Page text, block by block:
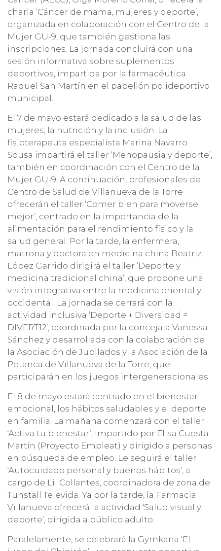
charla ‘Cáncer de mama, mujeres y deporte’,
organizada en colaboración con el Centro de la
Mujer GU-9, que también gestiona las
inscripciones. La jornada concluirá con una
sesión informativa sobre suplementos
deportivos, impartida por la farmacéutica
Raquel San Martín en el pabellón polideportivo
municipal.
El 7 de mayo estará dedicado a la salud de las
mujeres, la nutrición y la inclusión. La
fisioterapeuta especialista Marina Navarro
Sousa impartirá el taller ‘Menopausia y deporte’,
también en coordinación con el Centro de la
Mujer GU-9. A continuación, profesionales del
Centro de Salud de Villanueva de la Torre
ofrecerán el taller ‘Comer bien para moverse
mejor’, centrado en la importancia de la
alimentación para el rendimiento físico y la
salud general. Por la tarde, la enfermera,
matrona y doctora en medicina china Beatriz
López Garrido dirigirá el taller ‘Deporte y
medicina tradicional china’, que propone una
visión integrativa entre la medicina oriental y
occidental. La jornada se cerrará con la
actividad inclusiva ‘Deporte + Diversidad =
DIVERT12’, coordinada por la concejala Vanessa
Sánchez y desarrollada con la colaboración de
la Asociación de Jubilados y la Asociación de la
Petanca de Villanueva de la Torre, que
participarán en los juegos intergeneracionales.
El 8 de mayo estará centrado en el bienestar
emocional, los hábitos saludables y el deporte
en familia. La mañana comenzará con el taller
‘Activa tu bienestar’, impartido por Elisa Cuesta
Martín (Proyecto Empleat) y dirigido a personas
en búsqueda de empleo. Le seguirá el taller
‘Autocuidado personal y buenos hábitos’, a
cargo de Lil Collantes, coordinadora de zona de
Tunstall Televida. Ya por la tarde, la Farmacia
Villanueva ofrecerá la actividad ‘Salud visual y
deporte’, dirigida a público adulto.
Paralelamente, se celebrará la Gymkana ‘El